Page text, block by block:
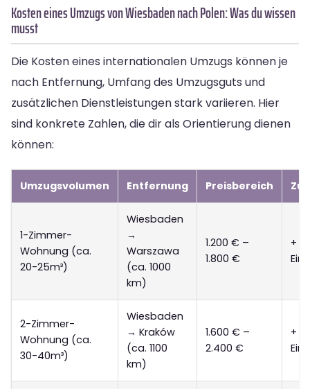
Kosten eines Umzugs von Wiesbaden nach Polen: Was du wissen
musst
Die Kosten eines internationalen Umzugs können je
nach Entfernung, Umfang des Umzugsguts und
zusätzlichen Dienstleistungen stark variieren. Hier
sind konkrete Zahlen, die dir als Orientierung dienen
können:
Umzugsvolumen Entfernung Preisbereich
1-Zimmer-
Wohnung (ca.
20-25m³)
Wiesbaden
→
Warszawa
(ca. 1000
km)
1.200 € –
1.800 €
+
2-Zimmer-
Wohnung (ca.
30-40m³)
Wiesbaden
→ Kraków
(ca. 1100
km)
1.600 € –
2.400 €
+